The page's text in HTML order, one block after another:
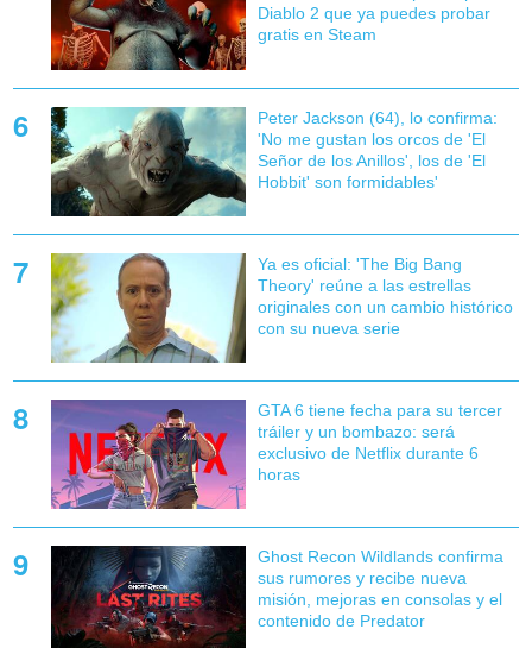
Diablo 2 que ya puedes probar
gratis en Steam
Peter Jackson (64), lo confirma:
'No me gustan los orcos de 'El
Señor de los Anillos', los de 'El
Hobbit' son formidables'
Ya es oficial: 'The Big Bang
Theory' reúne a las estrellas
originales con un cambio histórico
con su nueva serie
GTA 6 tiene fecha para su tercer
tráiler y un bombazo: será
exclusivo de Netflix durante 6
horas
Ghost Recon Wildlands confirma
sus rumores y recibe nueva
misión, mejoras en consolas y el
contenido de Predator